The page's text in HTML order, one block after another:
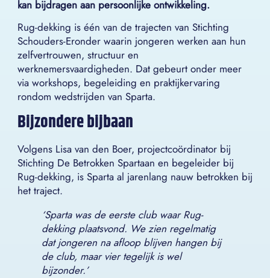
kan bijdragen aan persoonlijke ontwikkeling.
Rug-dekking is één van de trajecten van Stichting
Schouders-Eronder waarin jongeren werken aan hun
zelfvertrouwen, structuur en
werknemersvaardigheden. Dat gebeurt onder meer
via workshops, begeleiding en praktijkervaring
rondom wedstrijden van Sparta.
Bijzondere bijbaan
Volgens Lisa van den Boer, projectcoördinator bij
Stichting De Betrokken Spartaan en begeleider bij
Rug-dekking, is Sparta al jarenlang nauw betrokken bij
het traject.
‘Sparta was de eerste club waar Rug-
dekking plaatsvond. We zien regelmatig
dat jongeren na afloop blijven hangen bij
de club, maar vier tegelijk is wel
bijzonder.’